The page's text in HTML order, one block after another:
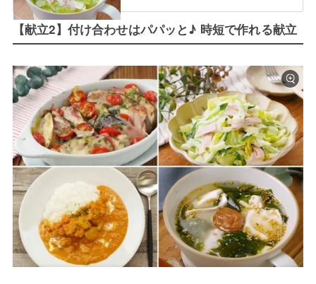
【献立2】付け合わせはパパッと♪ 時短で作れる献立